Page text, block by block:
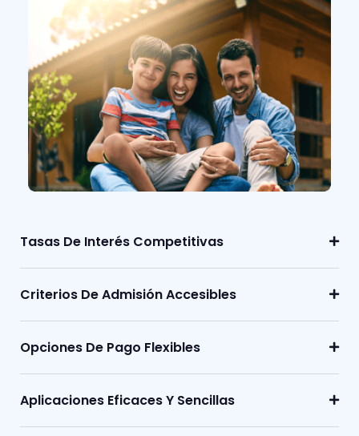
Tasas De Interés Competitivas
Criterios De Admisión Accesibles
Opciones De Pago Flexibles
Aplicaciones Eficaces Y Sencillas